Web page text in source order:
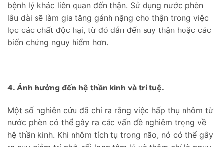
bệnh lý khác liên quan đến thận. Sử dụng nước phèn
lâu dài sẽ làm gia tăng gánh nặng cho thận trong việc
lọc các chất độc hại, từ đó dẫn đến suy thận hoặc các
biến chứng nguy hiểm hơn.
4. Ảnh hưởng đến hệ thần kinh và trí tuệ.
Một số nghiên cứu đã chỉ ra rằng việc hấp thụ nhôm từ
nước phèn có thể gây ra các vấn đề nghiêm trọng về
hệ thần kinh. Khi nhôm tích tụ trong não, nó có thể gây